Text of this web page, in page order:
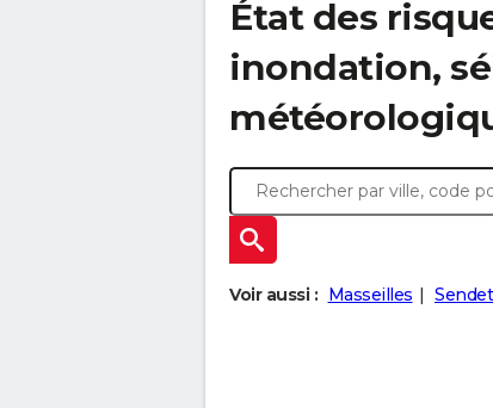
État des
inondation,
Voir aussi : Masseilles